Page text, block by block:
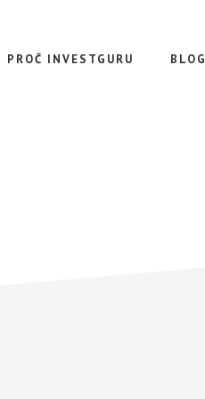
PROČ INVESTGURU BLOG